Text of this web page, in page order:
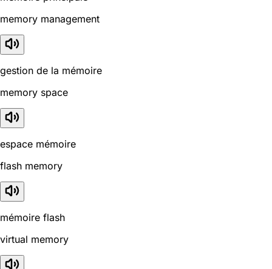
memory management
gestion de la mémoire
memory space
espace mémoire
flash memory
mémoire flash
virtual memory